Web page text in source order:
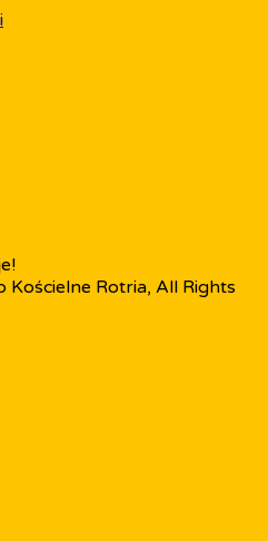
Rotria, All Rights